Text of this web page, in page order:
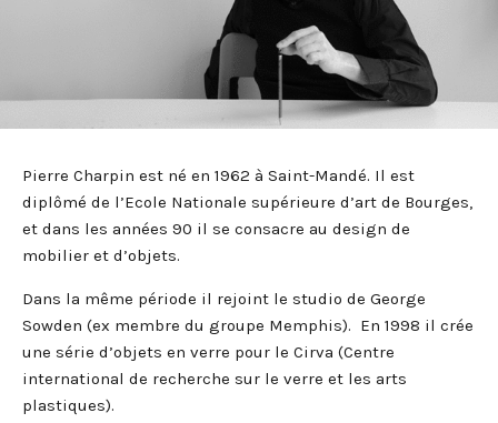
Pierre Charpin est né en 1962 à Saint-Mandé. Il est
diplômé de l’Ecole Nationale supérieure d’art de Bourges,
et dans les années 90 il se consacre au design de
mobilier et d’objets.
Dans la même période il rejoint le studio de George
Sowden (ex membre du groupe Memphis). En 1998 il crée
une série d’objets en verre pour le Cirva (Centre
international de recherche sur le verre et les arts
plastiques).